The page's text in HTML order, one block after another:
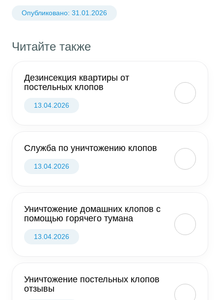
Опубликовано: 31.01.2026
Читайте также
Дезинсекция квартиры от
постельных клопов
13.04.2026
Служба по уничтожению клопов
13.04.2026
Уничтожение домашних клопов с
помощью горячего тумана
13.04.2026
Уничтожение постельных клопов
отзывы